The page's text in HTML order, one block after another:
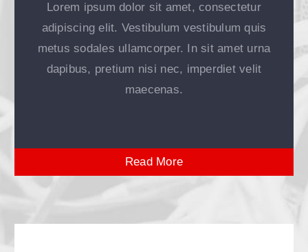
Lorem ipsum dolor sit amet, consectetur
adipiscing elit. Vestibulum vestibulum quis
metus sodales ullamcorper. In sit amet urna
dapibus, pretium nisi nec, imperdiet velit
maecenas.
Read More